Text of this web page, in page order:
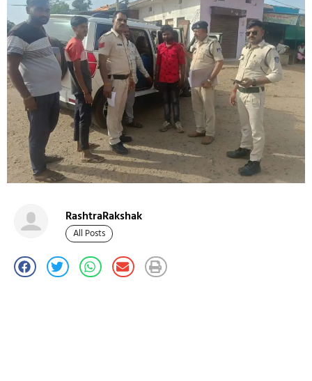
RashtraRakshak
All Posts